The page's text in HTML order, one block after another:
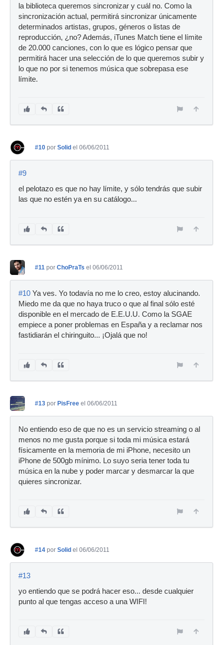
la biblioteca queremos sincronizar y cuál no. Como la
sincronización actual, permitirá sincronizar únicamente
determinados artistas, grupos, géneros o listas de
reproducción, ¿no? Además, iTunes Match tiene el límite
de 20.000 canciones, con lo que es lógico pensar que
permitirá hacer una selección de lo que queremos subir y
lo que no por si tenemos música que sobrepasa ese
límite.
#10 por Solid el 06/06/2011
#9
el pelotazo es que no hay límite, y sólo tendrás que subir
las que no estén ya en su catálogo...
#11 por ChoPraTs el 06/06/2011
#10 Ya ves. Yo todavía no me lo creo, estoy alucinando.
Miedo me da que no haya truco o que al final sólo esté
disponible en el mercado de E.E.U.U. Como la SGAE
empiece a poner problemas en España y a reclamar nos
fastidiarán el chiringuito... ¡Ojalá que no!
#13 por PisFree el 06/06/2011
No entiendo eso de que no es un servicio streaming o al
menos no me gusta porque si toda mi música estará
físicamente en la memoria de mi iPhone, necesito un
iPhone de 500gb mínimo. Lo suyo seria tener toda tu
música en la nube y poder marcar y desmarcar la que
quieres sincronizar.
#14 por Solid el 06/06/2011
#13
yo entiendo que se podrá hacer eso... desde cualquier
punto al que tengas acceso a una WIFI!